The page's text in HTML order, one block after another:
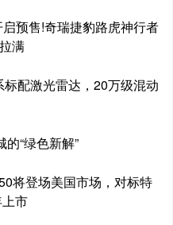
预售!奇瑞捷豹路虎神行者
满
配激光雷达，20万级混动
“绿色新解”
将登场美国市场，对标特
市